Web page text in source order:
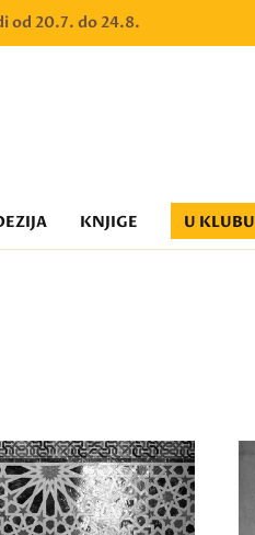
od 20.7. do 24.8.
KNJIGE U KLUBU